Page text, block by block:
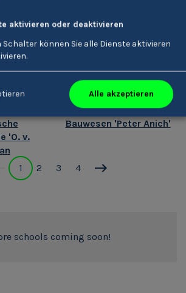
'A.
'O. v.
Realgymnasium Bozen
und Fachoberschule für
Bauwesen 'Peter Anich'
1 2 3 4
schools coming soon!
aktivieren oder deaktivieren
Schalter können Sie alle Dienste aktivieren
Alle akzeptieren